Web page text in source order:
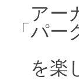
アー
「パー
を楽